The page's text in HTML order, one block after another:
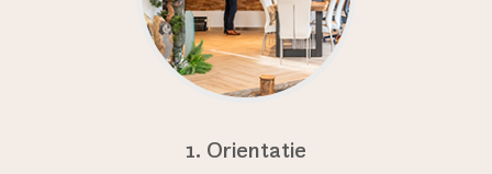
1. Orientatie